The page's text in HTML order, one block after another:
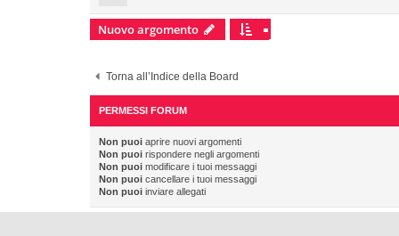
Nuovo argomento
Torna all’Indice della Board
PERMESSI FORUM
Non puoi aprire nuovi argomenti
Non puoi rispondere negli argomenti
Non puoi modificare i tuoi messaggi
Non puoi cancellare i tuoi messaggi
Non puoi inviare allegati